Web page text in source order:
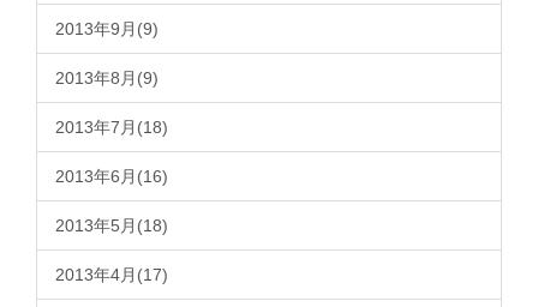
2013年9月(9)
2013年8月(9)
2013年7月(18)
2013年6月(16)
2013年5月(18)
2013年4月(17)